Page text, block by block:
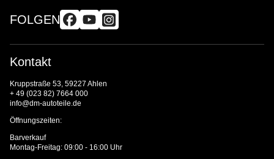
FOLGEN
Kontakt
Kruppstraße 53, 59227 Ahlen
+ 49 (023 82) 7664 000
info@dm-autoteile.de
Öffnungszeiten:
Barverkauf
Montag-Freitag: 09:00 - 16:00 Uhr